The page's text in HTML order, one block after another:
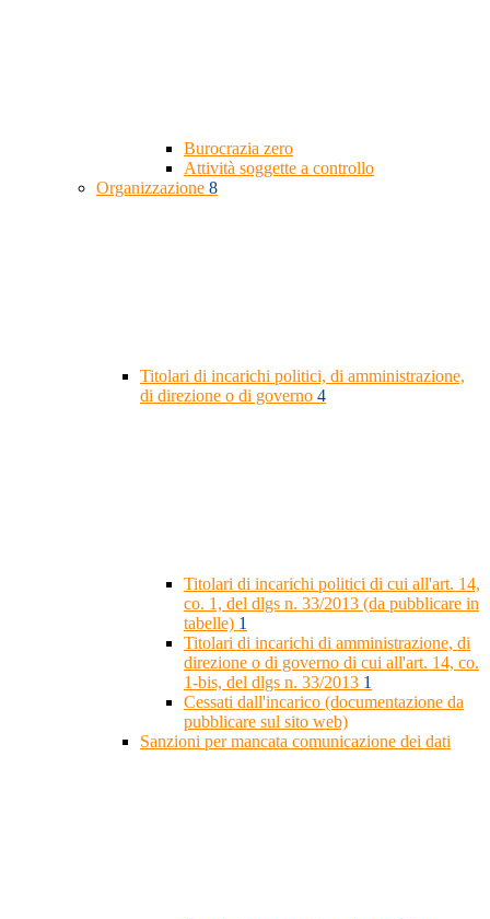
Burocrazia zero
Attività soggette a controllo
Organizzazione 8
Titolari di incarichi politici, di amministrazione,
di direzione o di governo 4
Titolari di incarichi politici di cui all'art. 14,
co. 1, del dlgs n. 33/2013 (da pubblicare in
tabelle) 1
Titolari di incarichi di amministrazione, di
direzione o di governo di cui all'art. 14, co.
1-bis, del dlgs n. 33/2013 1
Cessati dall'incarico (documentazione da
pubblicare sul sito web)
Sanzioni per mancata comunicazione dei dati